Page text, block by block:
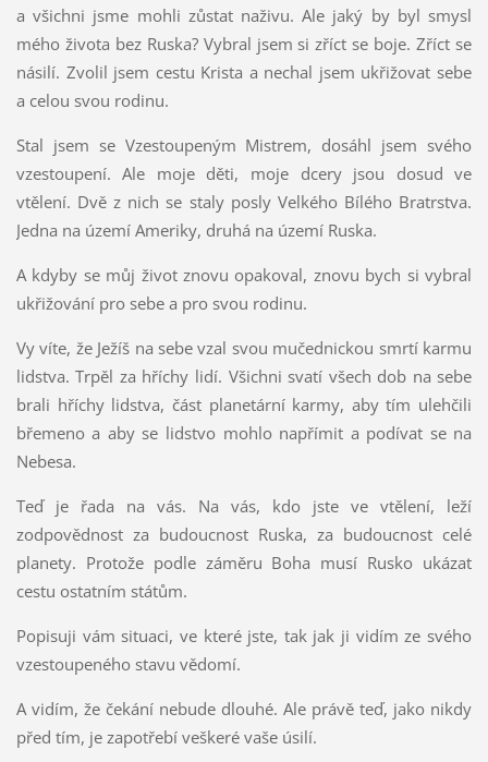
a všichni jsme mohli zůstat naživu. Ale jaký by byl smysl
mého života bez Ruska? Vybral jsem si zříct se boje. Zříct se
násilí. Zvolil jsem cestu Krista a nechal jsem ukřižovat sebe
a celou svou rodinu.
Stal jsem se Vzestoupeným Mistrem, dosáhl jsem svého
vzestoupení. Ale moje děti, moje dcery jsou dosud ve
vtělení. Dvě z nich se staly posly Velkého Bílého Bratrstva.
Jedna na území Ameriky, druhá na území Ruska.
A kdyby se můj život znovu opakoval, znovu bych si vybral
ukřižování pro sebe a pro svou rodinu.
Vy víte, že Ježíš na sebe vzal svou mučednickou smrtí karmu
lidstva. Trpěl za hříchy lidí. Všichni svatí všech dob na sebe
brali hříchy lidstva, část planetární karmy, aby tím ulehčili
břemeno a aby se lidstvo mohlo napřímit a podívat se na
Nebesa.
Teď je řada na vás. Na vás, kdo jste ve vtělení, leží
zodpovědnost za budoucnost Ruska, za budoucnost celé
planety. Protože podle záměru Boha musí Rusko ukázat
cestu ostatním státům.
Popisuji vám situaci, ve které jste, tak jak ji vidím ze svého
vzestoupeného stavu vědomí.
A vidím, že čekání nebude dlouhé. Ale právě teď, jako nikdy
před tím, je zapotřebí veškeré vaše úsilí.